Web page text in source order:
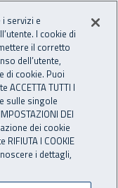
Apri cerca
Generale
servizi e
I cookie di
il corretto
dell’utente,
di cookie. Puoi
TUTTI I
sulle singole
DEI
dei cookie
I COOKIE
i dettagli,